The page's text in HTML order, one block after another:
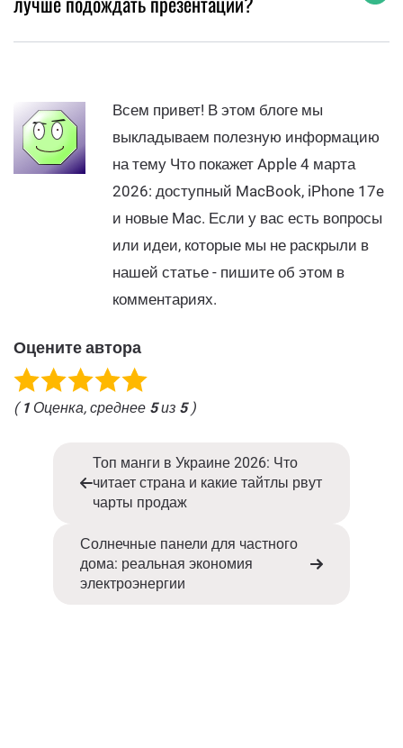
Всем привет! В этом блоге мы
выкладываем полезную информацию
на тему Что покажет Apple 4 марта
2026: доступный MacBook, iPhone 17e
и новые Mac. Если у вас есть вопросы
или идеи, которые мы не раскрыли в
нашей статье - пишите об этом в
комментариях.
Оцените автора
( 1 Оценка, среднее 5из 5)
Топ манги в Украине 2026: Что
читает страна и какие тайтлы рвут
чарты продаж
Солнечные панели для частного
дома: реальная экономия
электроэнергии